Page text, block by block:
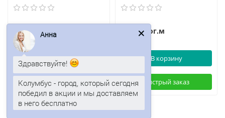
46р. /пог.м
В корзину
Быстрый заказ
/пог.м
В корзину
Быстрый заказ
Анна
Здравствуйте!
Колумбус - город, который сегодня
победил в акции и мы доставляем
в него бесплатно